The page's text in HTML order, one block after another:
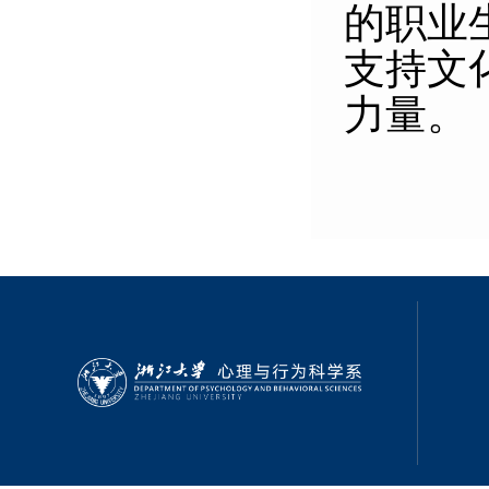
的职业
支持文
力量。